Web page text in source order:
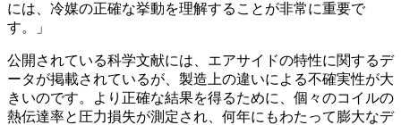
には、冷媒の正確な挙動を理解することが非常に重要で
す。」
公開されている科学文献には、エアサイドの特性に関するデ
ータが掲載されているが、製造上の違いによる不確実性が大
きいのです。より正確な結果を得るために、個々のコイルの
熱伝達率と圧力損失が測定され、何年にもわたって膨大なデ